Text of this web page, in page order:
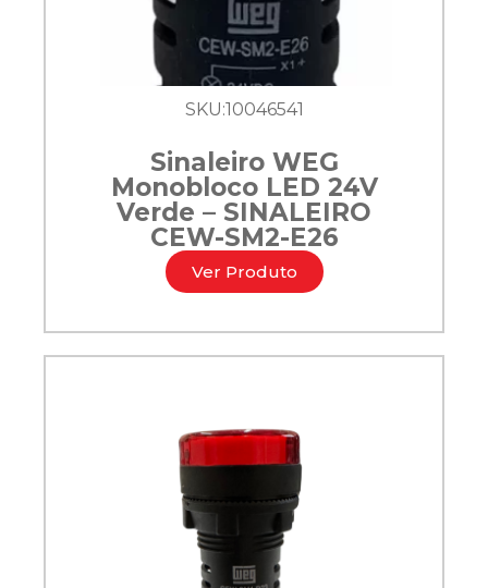
SKU:10046541
Sinaleiro WEG
Monobloco LED 24V
Verde – SINALEIRO
CEW-SM2-E26
Ver Produto